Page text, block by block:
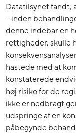
Datatilsynet fandt,
– inden
denne indebar en
rettigheder, skulle
hastede med at
konstaterede
høj risiko for de
ikke er nedbragt
udspringe af en
påbegynde